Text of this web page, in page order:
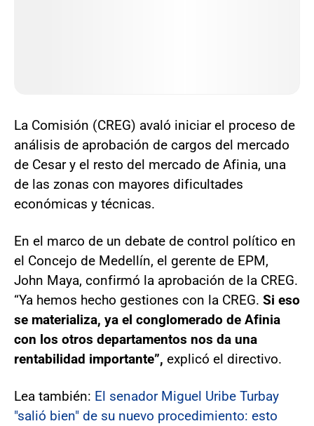
La Comisión (CREG) avaló iniciar el proceso de
análisis de aprobación de cargos del mercado
de Cesar y el resto del mercado de Afinia, una
de las zonas con mayores dificultades
económicas y técnicas.
En el marco de un debate de control político en
el Concejo de Medellín, el gerente de EPM,
John Maya, confirmó la aprobación de la CREG.
“Ya hemos hecho gestiones con la CREG. Si eso
se materializa, ya el conglomerado de Afinia
con los otros departamentos nos da una
rentabilidad importante”, explicó el directivo.
Lea también: El senador Miguel Uribe Turbay
"salió bien" de su nuevo procedimiento: esto